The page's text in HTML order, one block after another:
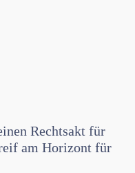
Rechtsakt für
am Horizont für